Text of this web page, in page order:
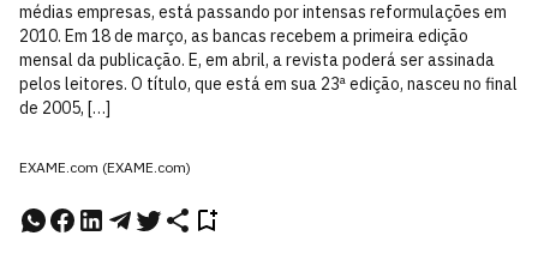
médias empresas, está passando por intensas reformulações em
2010. Em 18 de março, as bancas recebem a primeira edição
mensal da publicação. E, em abril, a revista poderá ser assinada
pelos leitores. O título, que está em sua 23ª edição, nasceu no final
de 2005, […]
EXAME.com (EXAME.com)